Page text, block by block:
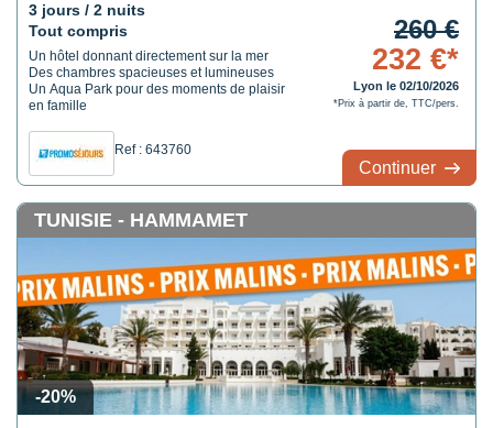
3 jours / 2 nuits
Tout compris
Un hôtel donnant directement sur la mer
Des chambres spacieuses et lumineuses
Un Aqua Park pour des moments de plaisir
en famille
Ref : 643760
260 €
232 €*
Lyon le 02/10/2026
*Prix à partir de, TTC/pers.
Continuer
-20%
TUNISIE - HAMMAMET